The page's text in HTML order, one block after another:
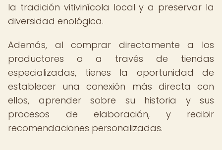
la tradición vitivinícola local y a preservar la
diversidad enológica.
Además, al comprar directamente a los
productores o a través de tiendas
especializadas, tienes la oportunidad de
establecer una conexión más directa con
ellos, aprender sobre su historia y sus
procesos de elaboración, y recibir
recomendaciones personalizadas.